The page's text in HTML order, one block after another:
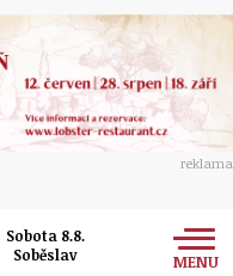
reklama
Sobota 8.8.
Soběslav
MENU